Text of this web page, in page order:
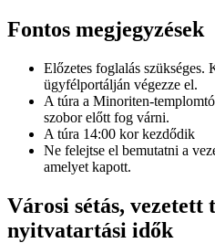
Fontos megjegyzések
Előzetes foglalás szükséges.
ügyfélportálján végezze el.
A túra a Minoriten-
szobor előtt fog várni.
A túra 14:00 kor kezdődik
Ne felejtse el bemutatni a
amelyet kapott.
Városi sétás, vezetett
nyitvatartási idők